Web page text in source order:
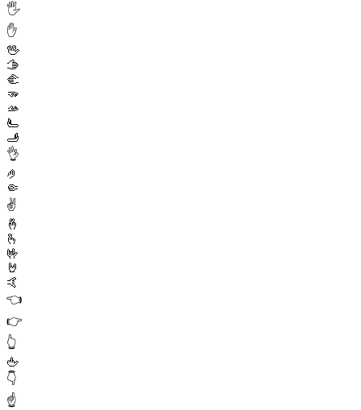
🖐️
✋
🖖
🫱
🫲
🫳
🫴
🫷
🫸
👌
🤌
🤏
✌️
🤞
🫰
🤟
🤘
🤙
👈
👉
👆
🖕
👇
☝️